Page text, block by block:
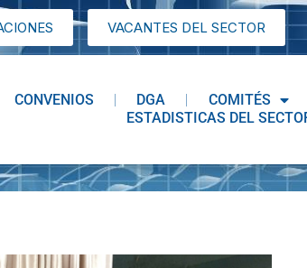
VACANTES DEL SECTOR
CONVENIOS DGA
COMITÉS
ESTADISTICAS DEL